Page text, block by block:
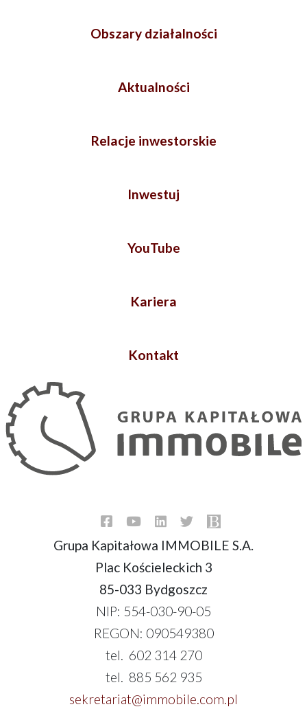
Obszary działalności
Aktualności
Relacje inwestorskie
Inwestuj
YouTube
Kariera
Kontakt
Grupa Kapitałowa IMMOBILE S.A.
Plac Kościeleckich 3
85-033 Bydgoszcz
NIP: 554-030-90-05
REGON: 090549380
tel. 602 314 270
tel. 885 562 935
sekretariat@immobile.com.pl